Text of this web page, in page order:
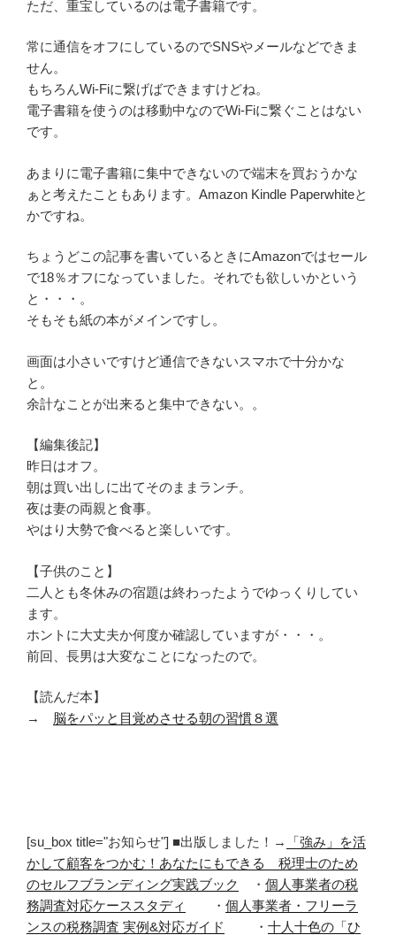
ただ、重宝しているのは電子書籍です。
常に通信をオフにしているのでSNSやメールなどできま
せん。
もちろんWi-Fiに繋げばできますけどね。
電子書籍を使うのは移動中なのでWi-Fiに繋ぐことはない
です。
あまりに電子書籍に集中できないので端末を買おうかな
ぁと考えたこともあります。 Amazon Kindle Paperwhiteと
かですね。
ちょうどこの記事を書いているときにAmazonではセール
で18％オフになっていました。それでも欲しいかという
と・・・。
そもそも紙の本がメインですし。
画面は小さいですけど通信できないスマホで十分かな
と。
余計なことが出来ると集中できない。。
【編集後記】
昨日はオフ。
朝は買い出しに出てそのままランチ。
夜は妻の両親と食事。
やはり大勢で食べると楽しいです。
【子供のこと】
二人とも冬休みの宿題は終わったようでゆっくりしてい
ます。
ホントに大丈夫か何度か確認していますが・・・。
前回、長男は大変なことになったので。
【読んだ本】
→ 脳をパッと目覚めさせる朝の習慣８選
[su_box title="お知らせ"] ■出版しました！→
「強み」を活
かして顧客をつかむ！あなたにもできる 税理士のため
のセルフブランディング実践ブック
・ 個人事業者の税
務調査対応ケーススタディ
・ 個人事業者・フリーラ
ンスの税務調査 実例&対応ガイド
・ 十人十色の「ひ